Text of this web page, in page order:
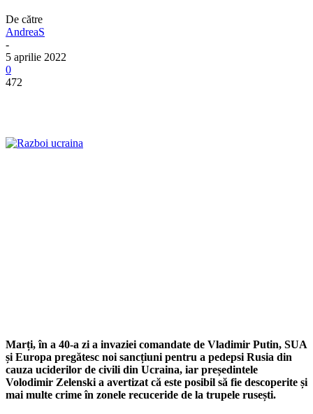
De către
AndreaS
-
5 aprilie 2022
0
472
Marți, în a 40-a zi a invaziei comandate de Vladimir Putin, SUA
și Europa pregătesc noi sancțiuni pentru a pedepsi Rusia din
cauza uciderilor de civili din Ucraina, iar președintele
Volodimir Zelenski a avertizat că este posibil să fie descoperite și
mai multe crime în zonele recuceride de la trupele rusești.